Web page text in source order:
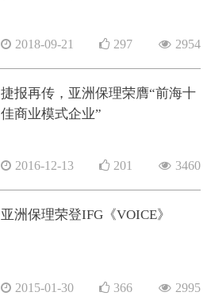
2018-09-21 297 2954
捷报再传，亚洲保理荣膺“前海十
佳商业模式企业”
2016-12-13 201 3460
亚洲保理荣登IFG《VOICE》
2015-01-30 366 2995